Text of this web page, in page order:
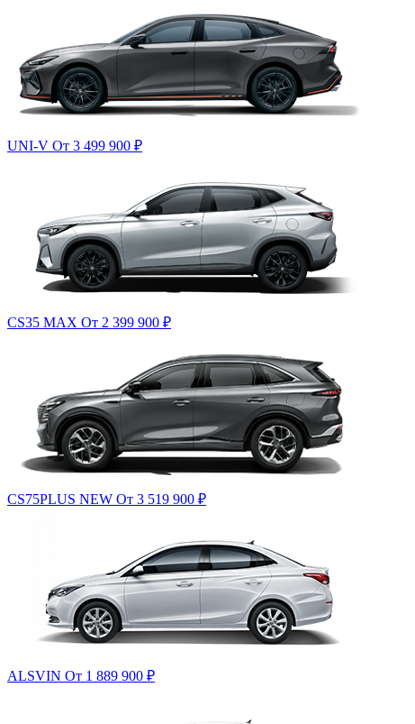
UNI-V От 3 499 900 ₽
CS35 MAX От 2 399 900 ₽
CS75PLUS NEW От 3 519 900 ₽
ALSVIN От 1 889 900 ₽